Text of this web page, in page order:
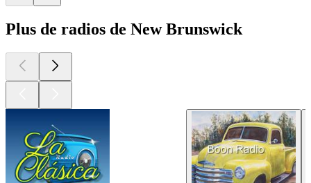
Plus de radios de New Brunswick